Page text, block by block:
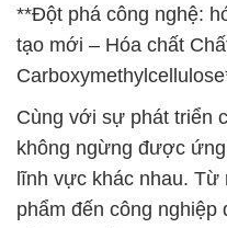
**Đột phá công nghệ:
tạo mới – Hóa chất
Cùng với sự phát triển
không ngừng được
lĩnh vực khác nhau.
phẩm đến công nghiệp